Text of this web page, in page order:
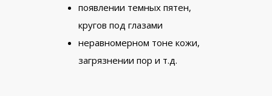
появлении темных пятен,
кругов под глазами
неравномерном тоне кожи,
загрязнении пор и т.д.